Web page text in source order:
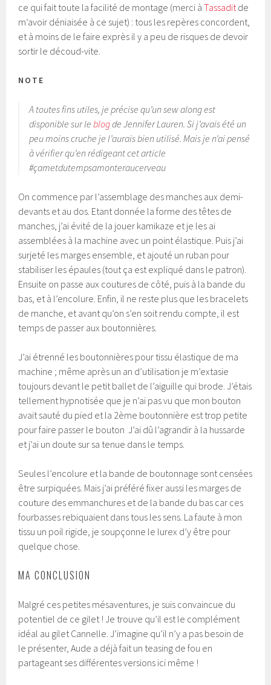
ce qui fait toute la facilité de montage (merci àTassaditde
m’avoir déniaisée à ce sujet) : tous les repères concordent,
et à moins de le faire exprès il y a peu de risques de devoir
sortir le découd-vite.
NOTE
A toutes fins utiles, je précise qu’un sew along est
disponible sur leblogde Jennifer Lauren. Si j’avais été un
peu moins cruche je l’aurais bien utilisé. Mais je n’ai pensé
à vérifier qu’en rédigeant cet article
#çametdutempsamonteraucerveau
On commence par l’assemblage des manches aux demi-
devants et au dos. Etant donnée la forme des têtes de
manches, j’ai évité de la jouer kamikaze et je les ai
assemblées à la machine avec un point élastique. Puis j’ai
surjeté les marges ensemble, et ajouté un ruban pour
stabiliser les épaules (tout ça est expliqué dans le patron).
Ensuite on passe aux coutures de côté, puis à la bande du
bas, et à l’encolure. Enfin, il ne reste plus que les bracelets
de manche, et avant qu’on s’en soit rendu compte, il est
temps de passer aux boutonnières.
J’ai étrenné les boutonnières pour tissu élastique de ma
machine ; même après un an d’utilisation je m’extasie
toujours devant le petit ballet de l’aiguille qui brode. J’étais
tellement hypnotisée que je n’ai pas vu que mon bouton
avait sauté du pied et la 2ème boutonnière est trop petite
pour faire passer le bouton J’ai dû l’agrandir à la hussarde
et j’ai un doute sur sa tenue dans le temps.
Seules l’encolure et la bande de boutonnage sont censées
être surpiquées. Mais j’ai préféré fixer aussi les marges de
couture des emmanchures et de la bande du bas car ces
fourbasses rebiquaient dans tous les sens. La faute à mon
tissu un poil rigide, je soupçonne le lurex d’y être pour
quelque chose.
MA CONCLUSION
Malgré ces petites mésaventures, je suis convaincue du
potentiel de ce gilet ! Je trouve qu’il est le complément
idéal au gilet Cannelle. J’imagine qu’il n’y a pas besoin de
le présenter, Aude a déjà fait un teasing de fou en
partageant ses différentes versions ici même !